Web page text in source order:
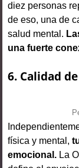
diez personas
de eso, una de
salud mental.
una fuerte
6. Calidad
física y mental,
emocional. La